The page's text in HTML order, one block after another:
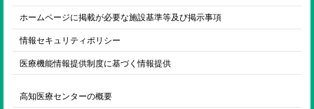
ホームページに掲載が必要な施設基準等及び掲示事項
情報セキュリティポリシー
医療機能情報提供制度に基づく情報提供
高知医療センターの概要